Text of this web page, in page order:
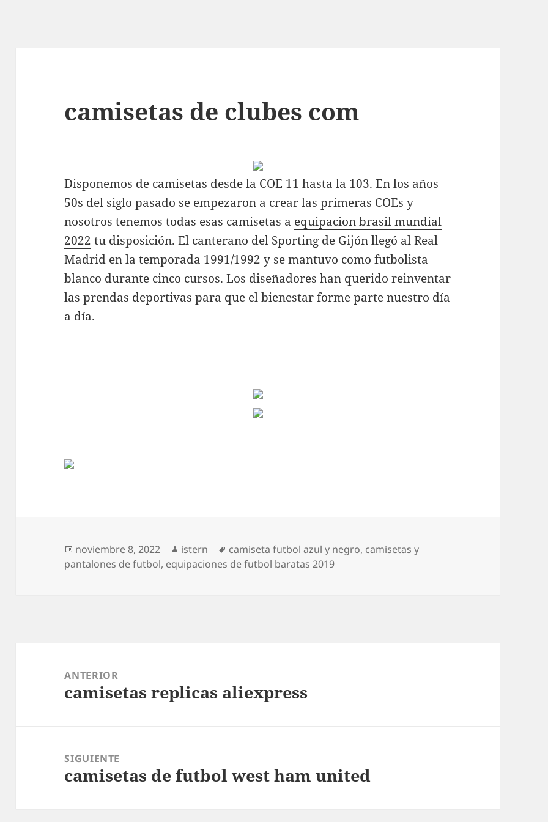
camisetas de clubes com
Disponemos de camisetas desde la COE 11 hasta la 103. En los años
50s del siglo pasado se empezaron a crear las primeras COEs y
nosotros tenemos todas esas camisetas a equipacion brasil mundial
2022 tu disposición. El canterano del Sporting de Gijón llegó al Real
Madrid en la temporada 1991/1992 y se mantuvo como futbolista
blanco durante cinco cursos. Los diseñadores han querido reinventar
las prendas deportivas para que el bienestar forme parte nuestro día
a día.
Publicado
el
noviembre 8, 2022 Autor
istern Etiquetas
camiseta futbol azul y negro, camisetas y
pantalones de futbol, equipaciones de futbol baratas 2019
entradas
ANTERIOR
Entrada
camisetas replicas aliexpress
SIGUIENTE
Entrada
camisetas de futbol west ham united